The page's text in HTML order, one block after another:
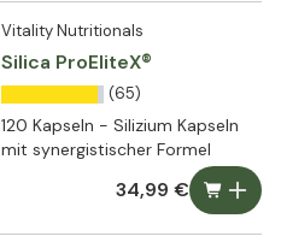
Vitality Nutritionals
Silica ProEliteX®
(65)
120 Kapseln - Silizium Kapseln
mit synergistischer Formel
34,99 €